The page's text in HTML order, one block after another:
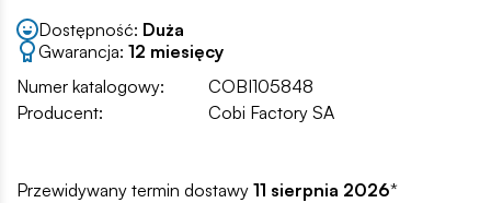
Dostępność: Duża
Gwarancja: 12 miesięcy
Numer katalogowy:
COBI105848
Producent:
Cobi Factory SA
Przewidywany termin dostawy 11 sierpnia 2026*